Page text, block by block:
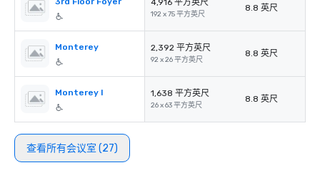
4,916 平方英尺
192 x 75 平方英尺
8.8 英尺
Monterey 2,392 平方英尺
92 x 26 平方英尺
8.8 英尺
Monterey I 1,638 平方英尺
26 x 63 平方英尺
8.8 英尺
查看所有会议室 (27)